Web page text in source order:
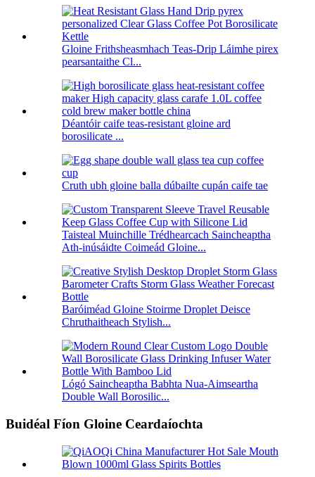
Gloine Frithsheasmhach Teas-Drip Láimhe pirex
pearsantaithe Cl...
Déantóir caife teas-resistant gloine ard
borosilicate ...
Cruth ubh gloine balla dúbailte cupán caife tae
Taisteal Muinchille Trédhearcach Saincheaptha
Ath-inúsáidte Coimeád Gloine...
Baróiméad Gloine Stoirme Droplet Deisce
Chruthaitheach Stylish...
Lógó Saincheaptha Babhta Nua-Aimseartha
Double Wall Borosilic...
Buidéal Fíon Gloine Ceardaíochta